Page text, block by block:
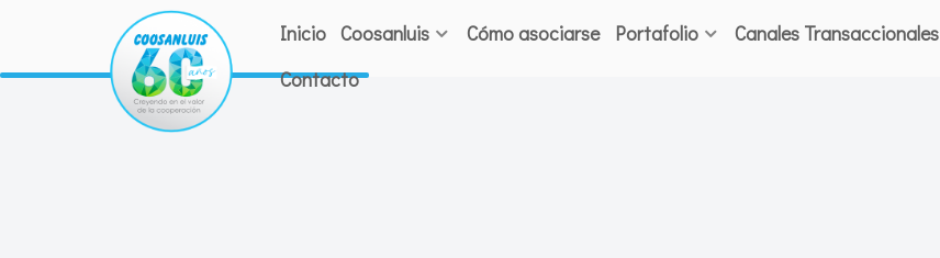
Inicio Coosanluis Cómo asociarse Portafolio Canales Transaccionales
Contacto